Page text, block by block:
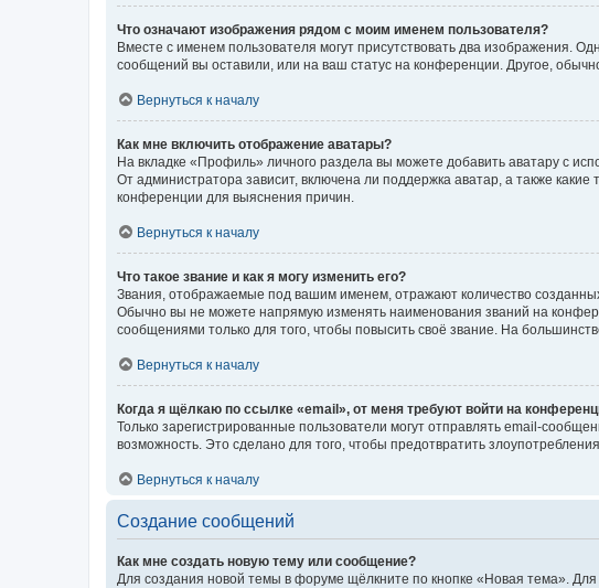
Что означают изображения рядом с моим именем пользователя?
Вместе с именем пользователя могут присутствовать два изображения.
сообщений вы оставили, или на ваш статус на конференции. Другое,
Вернуться к началу
Как мне включить отображение аватары?
На вкладке «Профиль» личного раздела вы можете добавить аватару с
От администратора зависит, включена ли поддержка аватар, а также
конференции для выяснения причин.
Вернуться к началу
Что такое звание и как я могу изменить его?
Звания, отображаемые под вашим именем, отражают количество
Обычно вы не можете напрямую изменять наименования званий на
сообщениями только для того, чтобы повысить своё звание. На
Вернуться к началу
Когда я щёлкаю по ссылке «email», от меня требуют войти на
Только зарегистрированные пользователи могут отправлять email-
возможность. Это сделано для того, чтобы предотвратить
Вернуться к началу
Создание сообщений
Как мне создать новую тему или сообщение?
Для создания новой темы в форуме щёлкните по кнопке «Новая тема».